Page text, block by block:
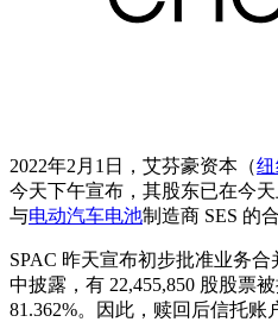
2022年2月1日，艾芬豪资本（
今天下午宣布，其股东已在今
与电动汽车电池制造商 SES 的合
SPAC 昨天宣布初步批准业务
中披露，有 22,455,850 股股票
81.362%。因此，赎回后信托账